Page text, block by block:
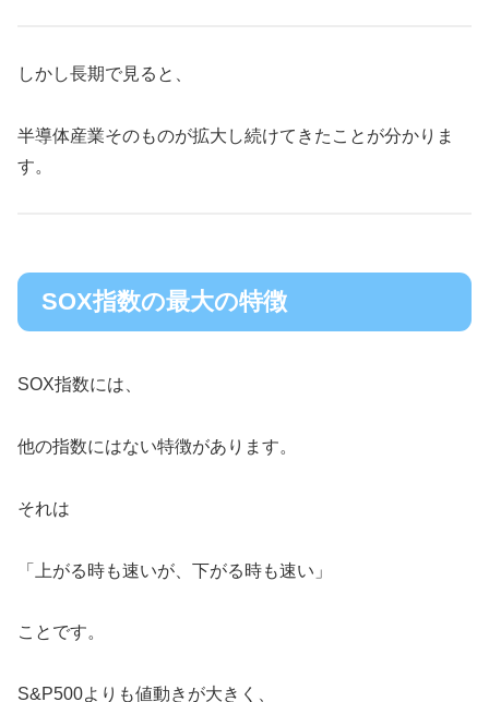
しかし長期で見ると、
半導体産業そのものが拡大し続けてきたことが分かりま
す。
SOX指数の最大の特徴
SOX指数には、
他の指数にはない特徴があります。
それは
「上がる時も速いが、下がる時も速い」
ことです。
S&P500よりも値動きが大きく、